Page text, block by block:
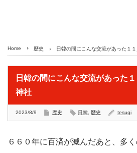
Home 歴史 日韓の間にこんな交流があった１
日韓の間にこんな交流があった
神社
2023/8/9 歴史 日韓 歴史 tesugi
６６０年に百済が滅んだあと、多